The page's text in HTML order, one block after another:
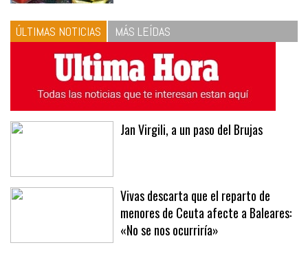
ÚLTIMAS NOTICIAS MÁS LEÍDAS
Jan Virgili, a un paso del Brujas
Vivas descarta que el reparto de
menores de Ceuta afecte a Baleares:
«No se nos ocurriría»